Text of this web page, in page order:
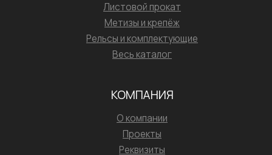
Листовой прокат
Метизы и крепёж
Рельсы и комплектующие
Весь каталог
КОМПАНИЯ
О компании
Проекты
Реквизиты